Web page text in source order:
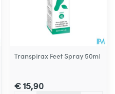
Transpirax Feet Spray 50ml
€ 15,90